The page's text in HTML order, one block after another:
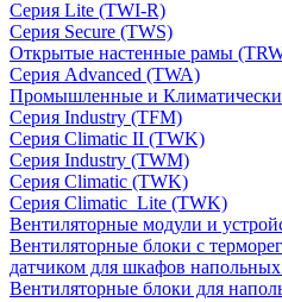
Серия Lite (TWI-R)
Серия Secure (TWS)
Открытые настенные рамы
Серия Advanced (TWA)
Промышленные и
Серия Industry (TFM)
Серия Climatic II (TWK)
Серия Industry (TWM)
Серия Climatic (TWK)
Серия Climatic_Lite (TWK)
Вентиляторные модули и
Вентиляторные блоки с
датчиком для шкафов
Вентиляторные блоки для